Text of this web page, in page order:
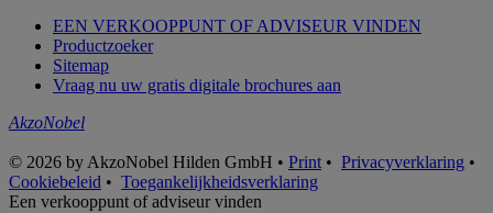
EEN VERKOOPPUNT OF ADVISEUR VINDEN
Productzoeker
Sitemap
Vraag nu uw gratis digitale brochures aan
AkzoNobel
© 2026 by AkzoNobel Hilden GmbH • Print • Privacyverklaring •
Cookiebeleid • Toegankelijkheidsverklaring
Een verkooppunt of adviseur vinden